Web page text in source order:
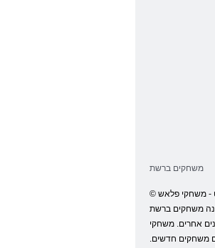
משחקים ברשת
© משחקים חינם באינטרנט. בכל יום אנו מוסיפים משחקים מקוונים חדשים, כל משחק פלאש אתה יכול להוריד בחינם ללא רישום. האתר יכול לשחק משחקים ברשת בחינם. המשחקים הטובים ביותר באינטרנט - משחקי פלאש
משחקים ברשת
אחרים. משחקי
משחקים חדשים.